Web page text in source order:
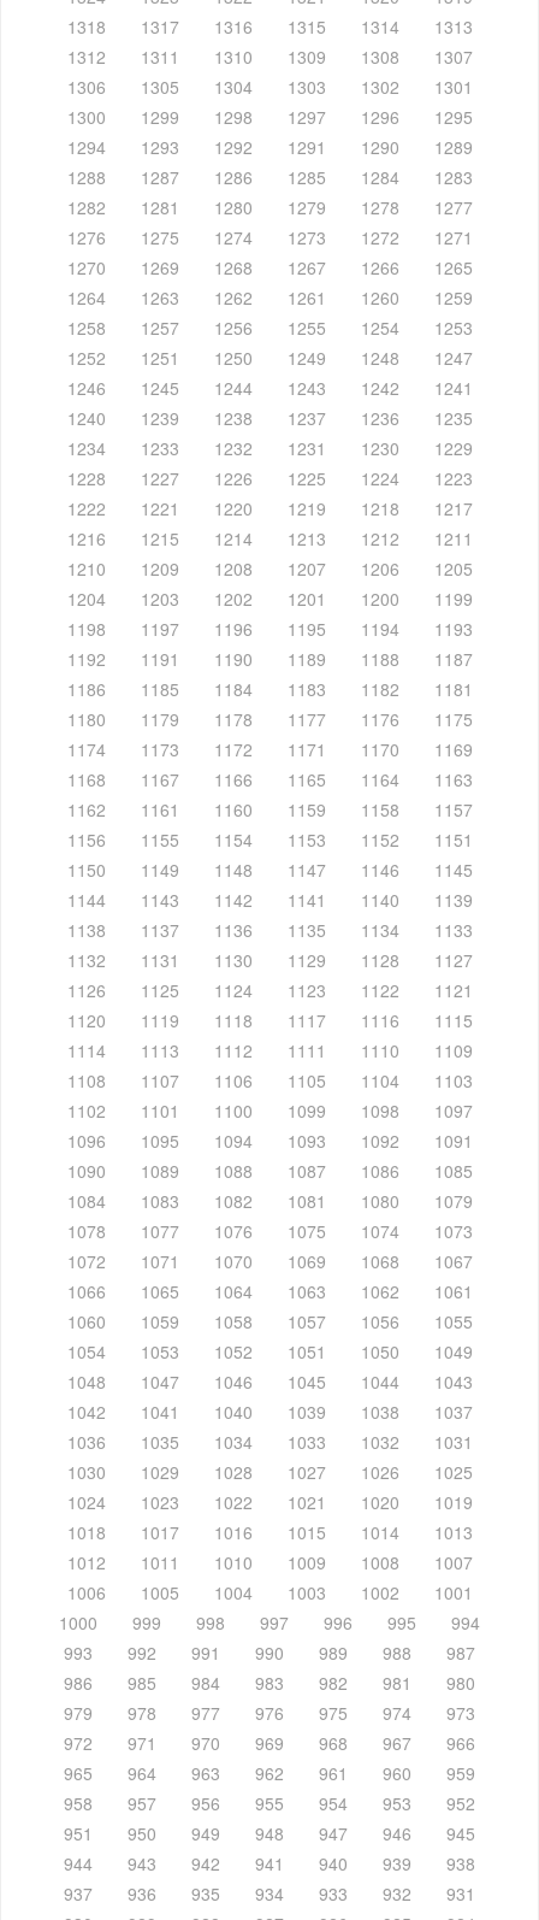
1318
1317 1316 1315 1314
1313
1312
1311 1310 1309 1308
1307
1306
1305 1304 1303 1302
1301
1300
1299 1298 1297 1296
1295
1294
1293 1292 1291 1290
1289
1288
1287 1286 1285 1284
1283
1282
1281 1280 1279 1278
1277
1276
1275 1274 1273 1272
1271
1270
1269 1268 1267 1266
1265
1264
1263 1262 1261 1260
1259
1258
1257 1256 1255 1254
1253
1252
1251 1250 1249 1248
1247
1246
1245 1244 1243 1242
1241
1240
1239 1238 1237 1236
1235
1234
1233 1232 1231 1230
1229
1228
1227 1226 1225 1224
1223
1222
1221 1220 1219 1218
1217
1216
1215 1214 1213 1212
1211
1210
1209 1208 1207 1206
1205
1204
1203 1202 1201 1200
1199
1198
1197 1196 1195 1194
1193
1192
1191 1190 1189 1188
1187
1186
1185 1184 1183 1182
1181
1180
1179 1178 1177 1176
1175
1174
1173 1172 1171 1170
1169
1168
1167 1166 1165 1164
1163
1162
1161 1160 1159 1158
1157
1156
1155 1154 1153 1152
1151
1150
1149 1148 1147 1146
1145
1144
1143 1142 1141 1140
1139
1138
1137 1136 1135 1134
1133
1132
1131 1130 1129 1128
1127
1126
1125 1124 1123 1122
1121
1120
1119 1118 1117 1116
1115
1114
1113 1112 1111 1110
1109
1108
1107 1106 1105 1104
1103
1102
1101 1100 1099 1098
1097
1096
1095 1094 1093 1092
1091
1090
1089 1088 1087 1086
1085
1084
1083 1082 1081 1080
1079
1078
1077 1076 1075 1074
1073
1072
1071 1070 1069 1068
1067
1066
1065 1064 1063 1062
1061
1060
1059 1058 1057 1056
1055
1054
1053 1052 1051 1050
1049
1048
1047 1046 1045 1044
1043
1042
1041 1040 1039 1038
1037
1036
1035 1034 1033 1032
1031
1030
1029 1028 1027 1026
1025
1024
1023 1022 1021 1020
1019
1018
1017 1016 1015 1014
1013
1012
1011 1010 1009 1008
1007
1006
1005 1004 1003 1002
1001
1000
999 998 997 996 995
994
993
992 991 990 989 988
987
986
985 984 983 982 981
980
979
978 977 976 975 974
973
972
971 970 969 968 967
966
965
964 963 962 961 960
959
958
957 956 955 954 953
952
951
950 949 948 947 946
945
944
943 942 941 940 939
938
937
936 935 934 933 932
931